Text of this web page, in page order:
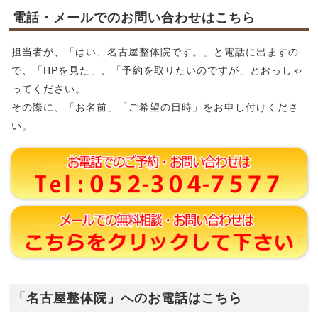
電話・メールでのお問い合わせはこちら
担当者が、「はい、名古屋整体院です。」と電話に出ますの
で、「HPを見た」、「予約を取りたいのですが」とおっしゃ
ってください。
その際に、「お名前」「ご希望の日時」をお申し付けくださ
い。
「名古屋整体院」へのお電話はこちら